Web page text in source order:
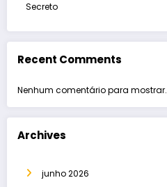
Secreto
Recent Comments
Nenhum comentário para mostrar.
Archives
junho 2026